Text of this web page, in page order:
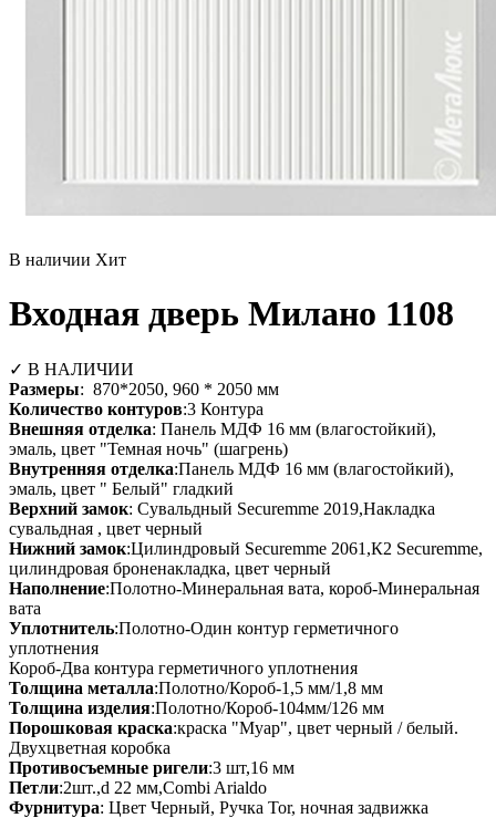
В наличии Хит
Входная дверь Милано 1108
✓ В НАЛИЧИИ
Размеры: 870*2050, 960 * 2050 мм
Количество контуров:3 Контура
Внешняя отделка: Панель МДФ 16 мм (влагостойкий),
эмаль, цвет "Темная ночь" (шагрень)
Внутренняя отделка:Панель МДФ 16 мм (влагостойкий),
эмаль, цвет " Белый" гладкий
Верхний замок: Сувальдный Securemme 2019,Накладка
сувальдная , цвет черный
Нижний замок:Цилиндровый Securemme 2061,К2 Securemme,
цилиндровая броненакладка, цвет черный
Наполнение:Полотно-Минеральная вата, короб-Минеральная
вата
Уплотнитель:Полотно-Один контур герметичного
уплотнения
Короб-Два контура герметичного уплотнения
Толщина металла:Полотно/Короб-1,5 мм/1,8 мм
Толщина изделия:Полотно/Короб-104мм/126 мм
Порошковая краска:краска "Муар", цвет черный / белый.
Двухцветная коробка
Противосъемные ригели:3 шт,16 мм
Петли:2шт.,d 22 мм,Combi Arialdo
Фурнитура: Цвет Черный, Ручка Tor, ночная задвижка